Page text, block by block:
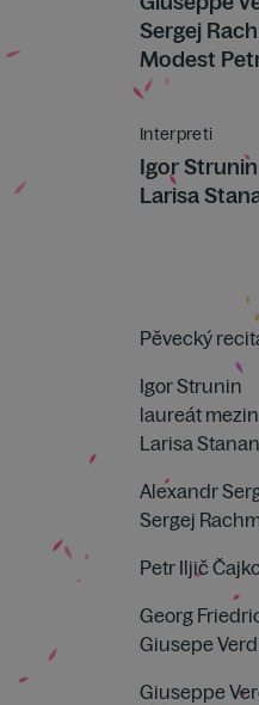
Sergej
Modest
Interpreti
Igor Strunin
Larisa
Pěvecký
Igor Strunin
laureát
Larisa
Alexandr
Sergej
Petr Iljič
Georg
Giusepe
Giuseppe